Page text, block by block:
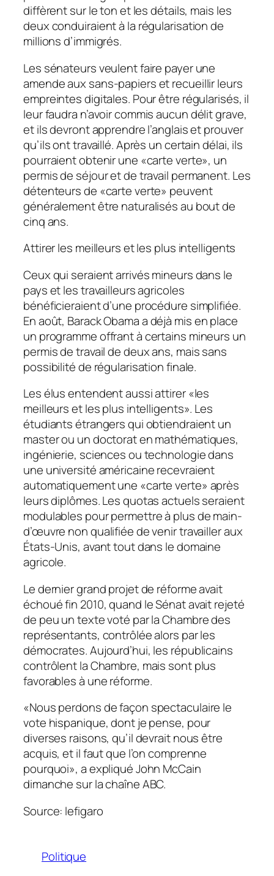
diffèrent sur le ton et les détails, mais les
deux conduiraient à la régularisation de
millions d’immigrés.
Les sénateurs veulent faire payer une
amende aux sans-papiers et recueillir leurs
empreintes digitales. Pour être régularisés, il
leur faudra n’avoir commis aucun délit grave,
et ils devront apprendre l’anglais et prouver
qu’ils ont travaillé. Après un certain délai, ils
pourraient obtenir une «carte verte», un
permis de séjour et de travail permanent. Les
détenteurs de «carte verte» peuvent
généralement être naturalisés au bout de
cinq ans.
Attirer les meilleurs et les plus intelligents
Ceux qui seraient arrivés mineurs dans le
pays et les travailleurs agricoles
bénéficieraient d’une procédure simplifiée.
En août, Barack Obama a déjà mis en place
un programme offrant à certains mineurs un
permis de travail de deux ans, mais sans
possibilité de régularisation finale.
Les élus entendent aussi attirer «les
meilleurs et les plus intelligents». Les
étudiants étrangers qui obtiendraient un
master ou un doctorat en mathématiques,
ingénierie, sciences ou technologie dans
une université américaine recevraient
automatiquement une «carte verte» après
leurs diplômes. Les quotas actuels seraient
modulables pour permettre à plus de main-
d’œuvre non qualifiée de venir travailler aux
États-Unis, avant tout dans le domaine
agricole.
Le dernier grand projet de réforme avait
échoué fin 2010, quand le Sénat avait rejeté
de peu un texte voté par la Chambre des
représentants, contrôlée alors par les
démocrates. Aujourd’hui, les républicains
contrôlent la Chambre, mais sont plus
favorables à une réforme.
«Nous perdons de façon spectaculaire le
vote hispanique, dont je pense, pour
diverses raisons, qu’il devrait nous être
acquis, et il faut que l’on comprenne
pourquoi», a expliqué John McCain
dimanche sur la chaîne ABC.
Source: lefigaro
Politique